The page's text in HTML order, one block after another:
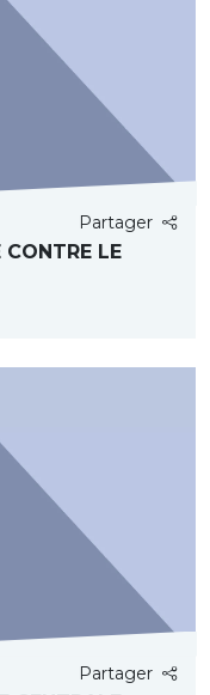
Partager
CONTRE LE
Partager